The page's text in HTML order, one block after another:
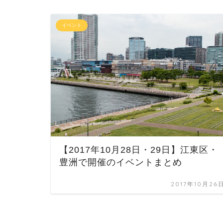
イベント
【2017年10月28日・29日】江東区・
豊洲で開催のイベントまとめ
2017年10月26